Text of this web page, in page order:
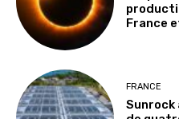
France
FRANCE
Sunrock